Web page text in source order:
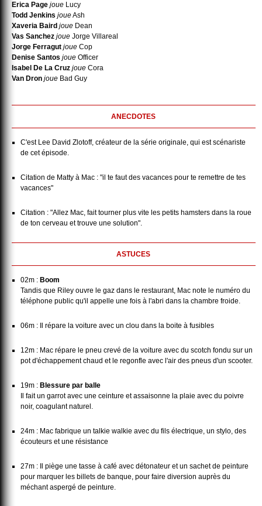
Erica Page joue Lucy
Todd Jenkins joueAsh
Xaveria Baird joue Dean
Vas Sanchez joue Jorge Villareal
Jorge Ferragut joue Cop
Denise Santos joue Officer
Isabel De La Cruz joue Cora
Van Dron joue Bad Guy
ANECDOTES
C'est Lee David Zlotoff, créateur de la série originale, qui est scénariste
de cet épisode.
Citation de Matty à Mac : "il te faut des vacances pour te remettre de tes
vacances"
Citation : "Allez Mac, fait tourner plus vite les petits hamsters dans la roue
de ton cerveau et trouve une solution".
ASTUCES
02m : Boom
Tandis que Riley ouvre le gaz dans le restaurant, Mac note le numéro du
téléphone public qu'il appelle une fois à l'abri dans la chambre froide.
06m : Il répare la voiture avec un clou dans la boite à fusibles
12m : Mac répare le pneu crevé de la voiture avec du scotch fondu sur un
pot d'échappement chaud et le regonfle avec l'air des pneus d'un scooter.
19m : Blessure par balle
Il fait un garrot avec une ceinture et assaisonne la plaie avec du poivre
noir, coagulant naturel.
24m : Mac fabrique un talkie walkie avec du fils électrique, un stylo, des
écouteurs et une résistance
27m : Il piège une tasse à café avec détonateur et un sachet de peinture
pour marquer les billets de banque, pour faire diversion auprès du
méchant aspergé de peinture.